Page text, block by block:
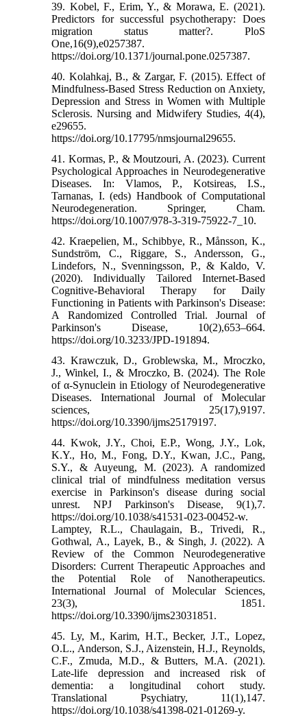
39. Kobel, F., Erim, Y., & Morawa, E. (2021).
Predictors for successful psychotherapy: Does
migration status matter?. PloS
One,16(9),e0257387.
https://doi.org/10.1371/journal.pone.0257387.
40. Kolahkaj, B., & Zargar, F. (2015). Effect of
Mindfulness-Based Stress Reduction on Anxiety,
Depression and Stress in Women with Multiple
Sclerosis. Nursing and Midwifery Studies, 4(4),
e29655.
https://doi.org/10.17795/nmsjournal29655.
41. Kormas, P., & Moutzouri, A. (2023). Current
Psychological Approaches in Neurodegenerative
Diseases. In: Vlamos, P., Kotsireas, I.S.,
Tarnanas, I. (eds) Handbook of Computational
Neurodegeneration. Springer, Cham.
https://doi.org/10.1007/978-3-319-75922-7_10.
42. Kraepelien, M., Schibbye, R., Månsson, K.,
Sundström, C., Riggare, S., Andersson, G.,
Lindefors, N., Svenningsson, P., & Kaldo, V.
(2020). Individually Tailored Internet-Based
Cognitive-Behavioral Therapy for Daily
Functioning in Patients with Parkinson's Disease:
A Randomized Controlled Trial. Journal of
Parkinson's Disease, 10(2),653–664.
https://doi.org/10.3233/JPD-191894.
43. Krawczuk, D., Groblewska, M., Mroczko,
J., Winkel, I., & Mroczko, B. (2024). The Role
of α-Synuclein in Etiology of Neurodegenerative
Diseases. International Journal of Molecular
sciences, 25(17),9197.
https://doi.org/10.3390/ijms25179197.
44. Kwok, J.Y., Choi, E.P., Wong, J.Y., Lok,
K.Y., Ho, M., Fong, D.Y., Kwan, J.C., Pang,
S.Y., & Auyeung, M. (2023). A randomized
clinical trial of mindfulness meditation versus
exercise in Parkinson's disease during social
unrest. NPJ Parkinson's Disease, 9(1),7.
https://doi.org/10.1038/s41531-023-00452-w.
Lamptey, R.L., Chaulagain, B., Trivedi, R.,
Gothwal, A., Layek, B., & Singh, J. (2022). A
Review of the Common Neurodegenerative
Disorders: Current Therapeutic Approaches and
the Potential Role of Nanotherapeutics.
International Journal of Molecular Sciences,
23(3), 1851.
https://doi.org/10.3390/ijms23031851.
45. Ly, M., Karim, H.T., Becker, J.T., Lopez,
O.L., Anderson, S.J., Aizenstein, H.J., Reynolds,
C.F., Zmuda, M.D., & Butters, M.A. (2021).
Late-life depression and increased risk of
dementia: a longitudinal cohort study.
Translational Psychiatry, 11(1),147.
https://doi.org/10.1038/s41398-021-01269-y.